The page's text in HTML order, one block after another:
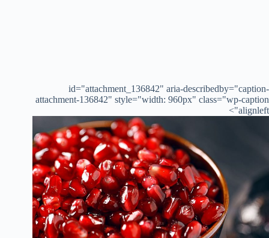
id="attachment_136842" aria-describedby="caption-
attachment-136842" style="width: 960px" class="wp-caption
alignleft">